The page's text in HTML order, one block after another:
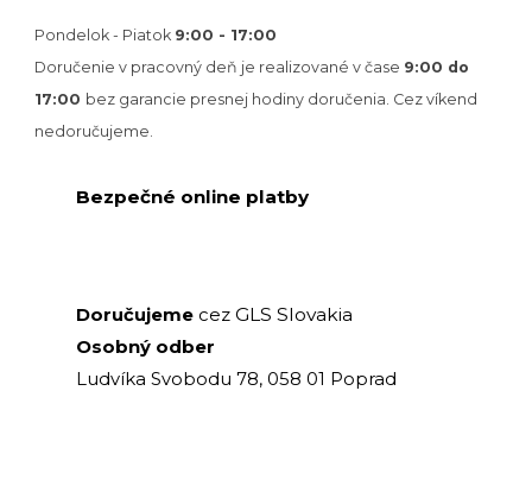
Pondelok - Piatok 9:00 - 17:00
Doručenie v pracovný deň je realizované v čase 9:00 do
17:00 bez garancie presnej hodiny doručenia. Cez víkend
nedoručujeme.
Bezpečné online platby
Doručujeme cez GLS Slovakia
Osobný odber
Ludvíka Svobodu 78, 058 01 Poprad